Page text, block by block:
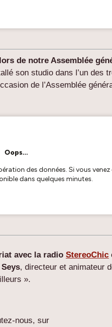
de notre Assemblée
son studio dans l’un des
de l’Assemblée
avec la radioStereoChic
, directeur et animateur
».
nous, sur